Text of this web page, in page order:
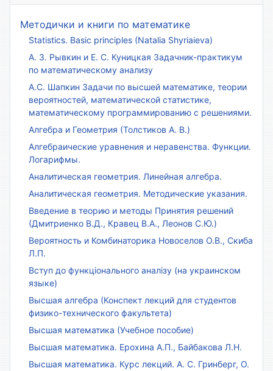
Методички и книги по математике
Statistics. Basic principles (Natalia Shyriaieva)
А. З. Рывкин и Е. С. Куницкая Задачник-практикум
по математическому анализу
А.С. Шапкин Задачи по высшей математике, теории
вероятностей, математической статистике,
математическому программированию с решениями.
Алгебра и Геометрия (Толстиков А. В.)
Алгебраические уравнения и неравенства. Функции.
Логарифмы.
Аналитическая геометрия. Линейная алгебра.
Аналитическая геометрия. Методические указания.
Введение в теорию и методы Принятия решений
(Дмитриенко В.Д., Кравец В.А., Леонов С.Ю.)
Вероятность и Комбинаторика Новоселов О.В., Скиба
Л.П.
Вступ до функціонального аналізу (на украинском
языке)
Высшая алгебра (Конспект лекций для студентов
физико-технического факультета)
Высшая математика (Учебное пособие)
Высшая математика. Ерохина А.П., Байбакова Л.Н.
Высшая математика. Курс лекций. А. С. Гринберг, О.